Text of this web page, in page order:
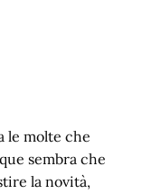
le molte che
sembra che
la novità,